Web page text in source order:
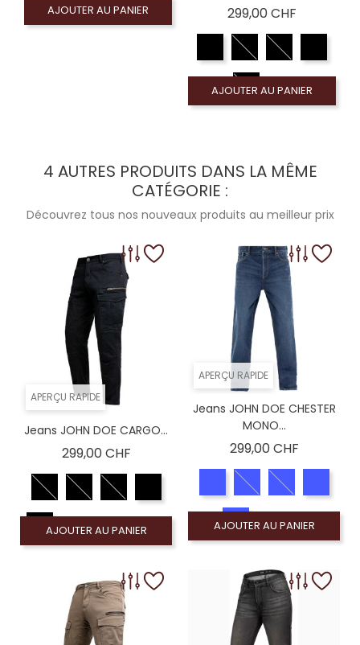
AJOUTER AU PANIER 299,00 CHF
AJOUTER AU PANIER
4 AUTRES PRODUITS DANS LA MÊME
CATÉGORIE :
Découvrez tous nos nouveaux produits au meilleur prix
APERÇU RAPIDE
Jeans JOHN DOE CARGO...
299,00 CHFPrix
AJOUTER AU PANIER
APERÇU RAPIDE
Jeans JOHN DOE CHESTER
MONO...
299,00 CHFPrix
AJOUTER AU PANIER